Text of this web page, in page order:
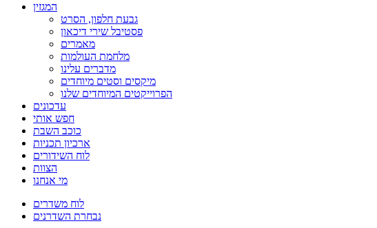
המגזין
גבעת חלפון, הסרט
פסטיבל שירי דיכאון
מאמרים
מלחמת העולמות
מדברים עלינו
מיקסים וסטים מיוחדים
הפרוייקטים המיוחדים שלנו
עדכונים
חפש אותי
כוכב השבת
ארכיון תכניות
לוח השידורים
הצוות
מי אנחנו
לוח משדרים
נבחרת השדרנים